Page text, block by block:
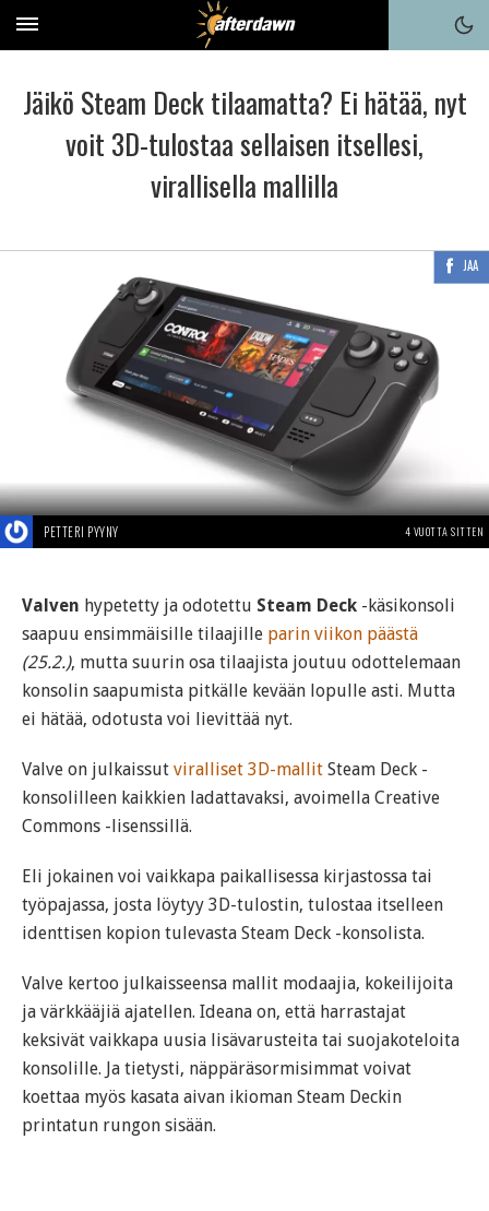
Jäikö Steam Deck tilaamatta? Ei hätää, nyt
voit 3D-tulostaa sellaisen itsellesi,
virallisella mallilla
JAA
PETTERI PYYNY 4 VUOTTA SITTEN
Valven hypetetty ja odotettu Steam Deck -käsikonsoli
saapuu ensimmäisille tilaajille parin viikon päästä
(25.2.), mutta suurin osa tilaajista joutuu odottelemaan
konsolin saapumista pitkälle kevään lopulle asti. Mutta
ei hätää, odotusta voi lievittää nyt.
Valve on julkaissut viralliset 3D-mallit Steam Deck -
konsolilleen kaikkien ladattavaksi, avoimella Creative
Commons -lisenssillä.
Eli jokainen voi vaikkapa paikallisessa kirjastossa tai
työpajassa, josta löytyy 3D-tulostin, tulostaa itselleen
identtisen kopion tulevasta Steam Deck -konsolista.
Valve kertoo julkaisseensa mallit modaajia, kokeilijoita
ja värkkääjiä ajatellen. Ideana on, että harrastajat
keksivät vaikkapa uusia lisävarusteita tai suojakoteloita
konsolille. Ja tietysti, näppäräsormisimmat voivat
koettaa myös kasata aivan ikioman Steam Deckin
printatun rungon sisään.